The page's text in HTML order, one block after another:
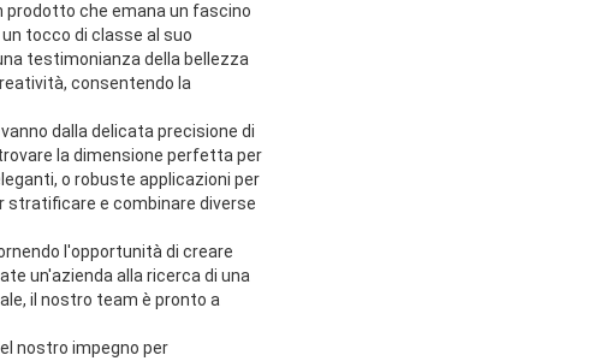
prodotto che emana un fascino
tocco di classe al suo
testimonianza della bellezza
consentendo la
dalla delicata precisione di
la dimensione perfetta per
o robuste applicazioni per
stratificare e combinare diverse
l'opportunità di creare
un'azienda alla ricerca di una
il nostro team è pronto a
nostro impegno per